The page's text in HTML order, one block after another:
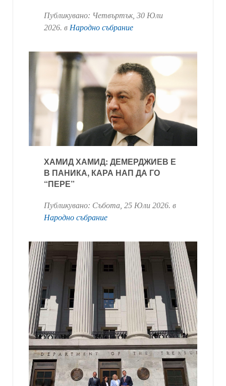
Публикувано: Четвъртък, 30 Юли
2026. в Народно събрание
ХАМИД ХАМИД: ДЕМЕРДЖИЕВ Е
В ПАНИКА, КАРА НАП ДА ГО
“ПЕРЕ”
Публикувано: Събота, 25 Юли 2026. в
Народно събрание